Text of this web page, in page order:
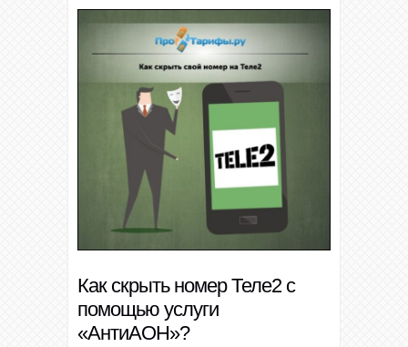
Как скрыть номер Теле2 с
помощью услуги
«АнтиАОН»?